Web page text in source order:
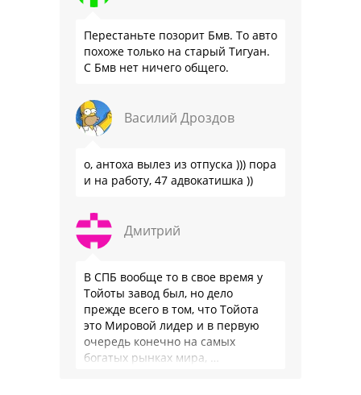
Перестаньте позорит Бмв. То авто
похоже только на старый Тигуан.
С Бмв нет ничего общего.
Василий Дроздов
о, антоха вылез из отпуска ))) пора
и на работу, 47 адвокатишка ))
Дмитрий
В СПБ вообще то в свое время у
Тойоты завод был, но дело
прежде всего в том, что Тойота
это Мировой лидер и в первую
очередь конечно на самых
богатых рынках мира, …